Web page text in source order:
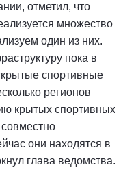
отметил, что
множество
один из них.
пока в
спортивные
регионов
крытых спортивных
они находятся в
глава ведомства.